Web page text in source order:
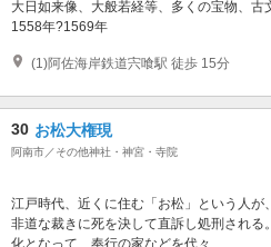
大日如来像、大般若経等、多くの宝物、
1558年?1569年
(1)阿佐海岸鉄道宍喰駅 徒歩 15分
30 お松大権現
阿南市／その他神社・神宮・寺院
江戸時代、近くに住む「お松」という人
非道な裁きに死を決して直訴し処刑され
化となって、奉行の家などを代々...